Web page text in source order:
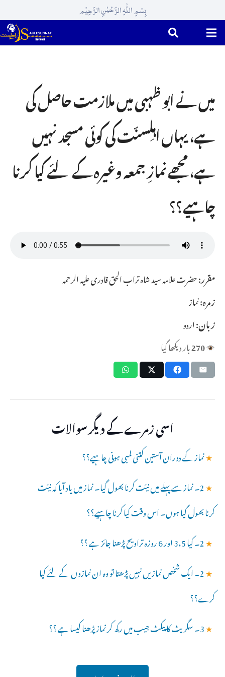
بِسْمِ اللّٰہِ الرَّحْمٰنِ الرَّحِیْم
میں نے ابو ظہبی میں ملازمت حاصل کی
ہے، یہاں اہلِسنّت کی کوئی مسجد نہیں
ہے، مجھے نمازِ جمعہ وغیرہ کے لئے کیا کرنا
چاہیے؟؟
مقرر:حضرت علامہ سید شاہ تراب الحق قادری علیہ الرحمہ
زمرہ:نماز
زبان:اردو
270بار دیکھا گیا
اسی زمرے کے دیگر سوالات
★نماز کے دوران آستین کتنی لمبی ہونی چاہیے؟؟
★ 2۔ نماز سے پہلے میں نیّت کرنا بھول گیا۔ نماز میں یاد آیا کہ نیّت
کرنا بھول گیا ہوں۔ اس وقت کیا کرنا چاہیے؟؟
★2۔ کیا 3،5 اور 6 روزہ تراویح پڑھنا جائز ہے ؟؟
★ 2۔ ایک شخص نمازیں نہیں پڑھتا تو وہ ان نمازوں کے لئے کیا
کرے؟؟
★3۔ سگریٹ کا پیکٹ جیب میں رکھ کر نماز پڑھنا کیسا ہے ؟؟